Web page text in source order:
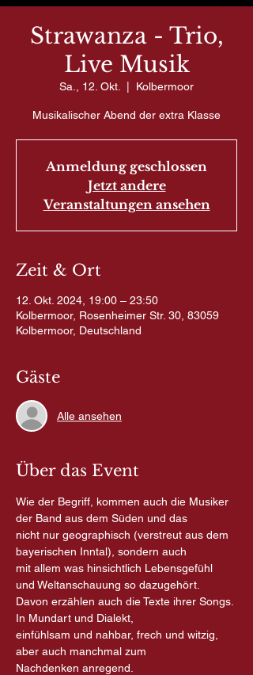
Strawanza - Trio,
Live Musik
Sa., 12. Okt. Kolbermoor
Musikalischer Abend der extra Klasse
Anmeldung geschlossen
Jetzt andere
Veranstaltungen ansehen
Zeit & Ort
12. Okt. 2024, 19:00 – 23:50
Kolbermoor, Rosenheimer Str. 30, 83059
Kolbermoor, Deutschland
Gäste
Alle ansehen
Über das Event
Wie der Begriff, kommen auch die Musiker
der Band aus dem Süden und das
nicht nur geographisch (verstreut aus dem
bayerischen Inntal), sondern auch
mit allem was hinsichtlich Lebensgefühl
und Weltanschauung so dazugehört.
Davon erzählen auch die Texte ihrer Songs.
In Mundart und Dialekt,
einfühlsam und nahbar, frech und witzig,
aber auch manchmal zum
Nachdenken anregend.